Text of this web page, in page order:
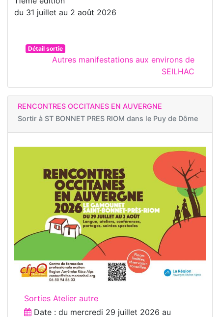
du 31 juillet au 2 août 2026
Détail sortie
Autres manifestations aux environs de
SEILHAC
RENCONTRES OCCITANES EN AUVERGNE
Sortir à ST BONNET PRES RIOM dans le Puy de Dôme
Sorties Atelier autre
Date : du mercredi 29 juillet 2026 au